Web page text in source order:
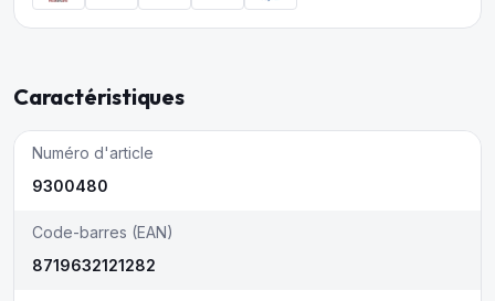
Caractéristiques
Numéro d'article
9300480
Code-barres (EAN)
8719632121282